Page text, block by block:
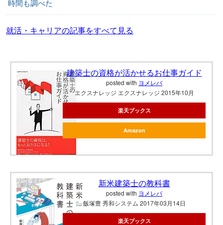
時間も調べた
就活・キャリアの記事をすべて見る
建築士の資格が活かせるお仕事ガイド
posted with ヨメレバ
エクスナレッジ エクスナレッジ 2015年10月
楽天ブックス
Amazon
新米建築士の教科書
posted with ヨメレバ
飯塚豊 秀和システム 2017年03月14日
楽天ブックス